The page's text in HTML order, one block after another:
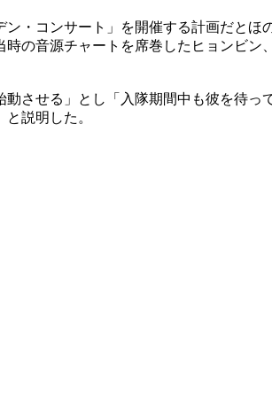
・コンサート」を開催する計画だとほ
の音源チャートを席巻したヒョンビン
させる」とし「入隊期間中も彼を待っ
説明した。